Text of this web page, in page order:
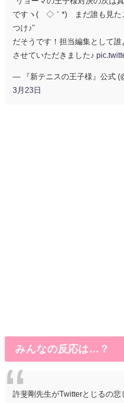
ですヽ(´◇｀*)ゞまだ誰も見た
つけ♪"
だそうです！担当編集として
させていただきました♪
— 『新テニスの王子様』公式
3月23日
みんなの反応は…？
許斐剛先生がTwitterとじるの悲